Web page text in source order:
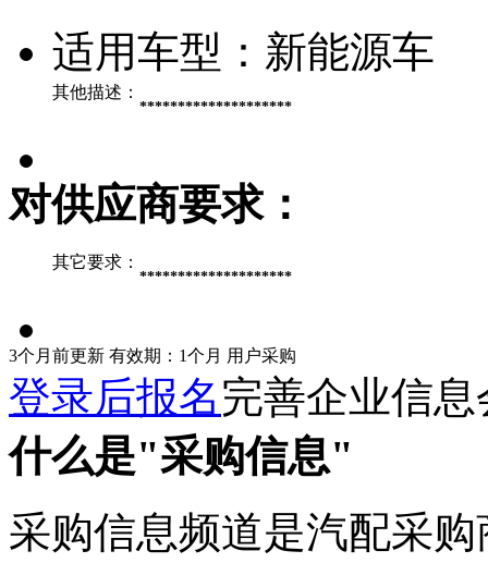
适用车型： 新能源车
其他描述：
********************
对供应商要求：
其它要求：
********************
3个月前更新 有效期：1个月 用户采购
登录后报名完善企业信
什么是"采购信息"
采购信息频道是汽配采